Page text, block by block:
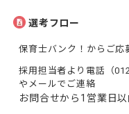
選考フロー
保育士バンク！からご応
採用担当者より電話（
やメールでご連絡
お問合せから1営業日